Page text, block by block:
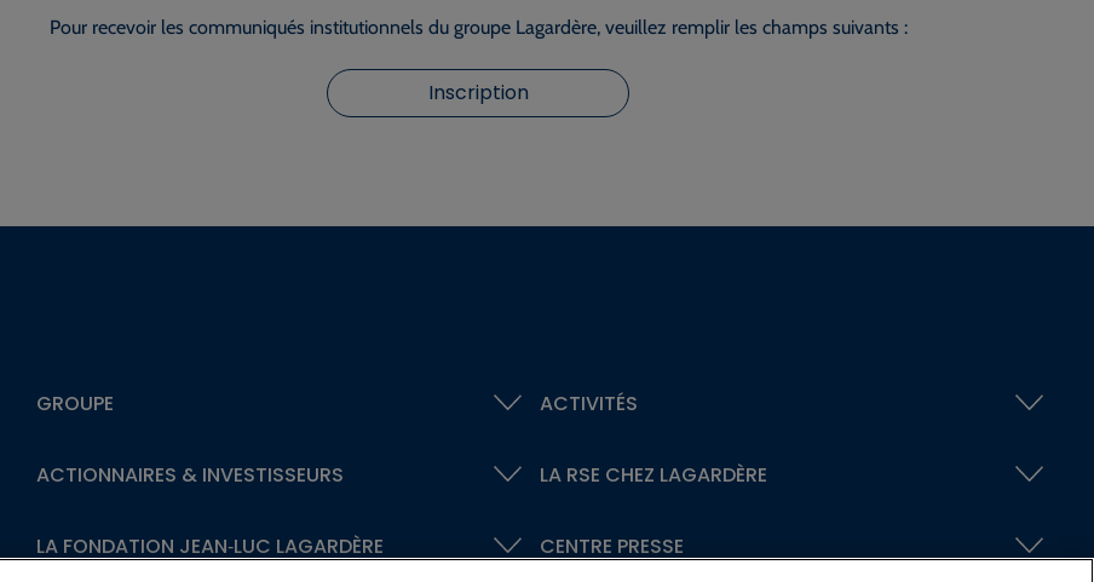
Pour recevoir les communiqués institutionnels du groupe Lagardère, veuillez remplir les champs suivants :
Inscription
GROUPE ACTIVITÉS
ACTIONNAIRES &INVESTISSEURS LA RSE CHEZ LAGARDÈRE
LA FONDATION JEAN‑LUC LAGARDÈRE CENTRE PRESSE